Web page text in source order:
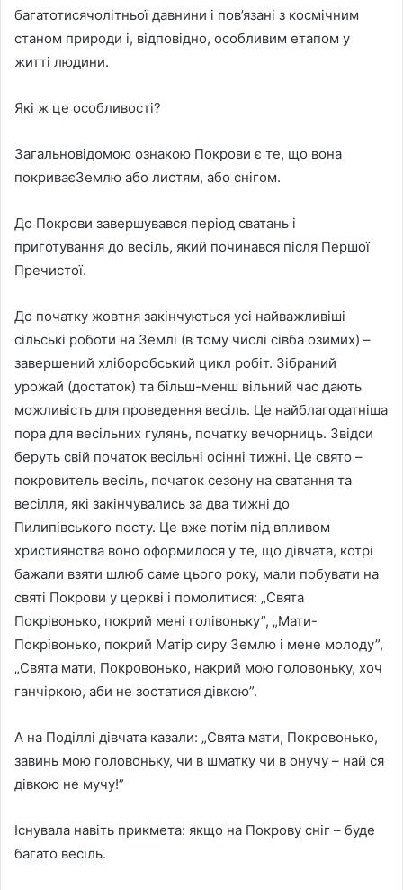
багатотисячолітньої давнини і пов’язані з космічним
станом природи і, відповідно, особливим етапом у
житті людини.
Які ж це особливості?
Загальновідомою ознакою Покрови є те, що вона
покриваєЗемлю або листям, або снігом.
До Покрови завершувався період сватань і
приготування до весіль, який починався після Першої
Пречистої.
До початку жовтня закінчуються усі найважливіші
сільські роботи на Землі (в тому числі сівба озимих) –
завершений хліборобський цикл робіт. Зібраний
урожай (достаток) та більш-менш вільний час дають
можливість для проведення весіль. Це найблагодатніша
пора для весільних гулянь, початку вечорниць. Звідси
беруть свій початок весільні осінні тижні. Це свято –
покровитель весіль, початок сезону на сватання та
весілля, які закінчувались за два тижні до
Пилипівського посту. Це вже потім під впливом
християнства воно оформилося у те, що дівчата, котрі
бажали взяти шлюб саме цього року, мали побувати на
святі Покрови у церкві і помолитися: „Свята
Покрівонько, покрий мені голівоньку”, „Мати-
Покрівонько, покрий Матір сиру Землю і мене молоду”,
„Свята мати, Покровонько, накрий мою головоньку, хоч
ганчіркою, аби не зостатися дівкою”.
А на Поділлі дівчата казали: „Свята мати, Покровонько,
завинь мою головоньку, чи в шматку чи в онучу – най ся
дівкою не мучу!”
Існувала навіть прикмета: якщо на Покрову сніг – буде
багато весіль.